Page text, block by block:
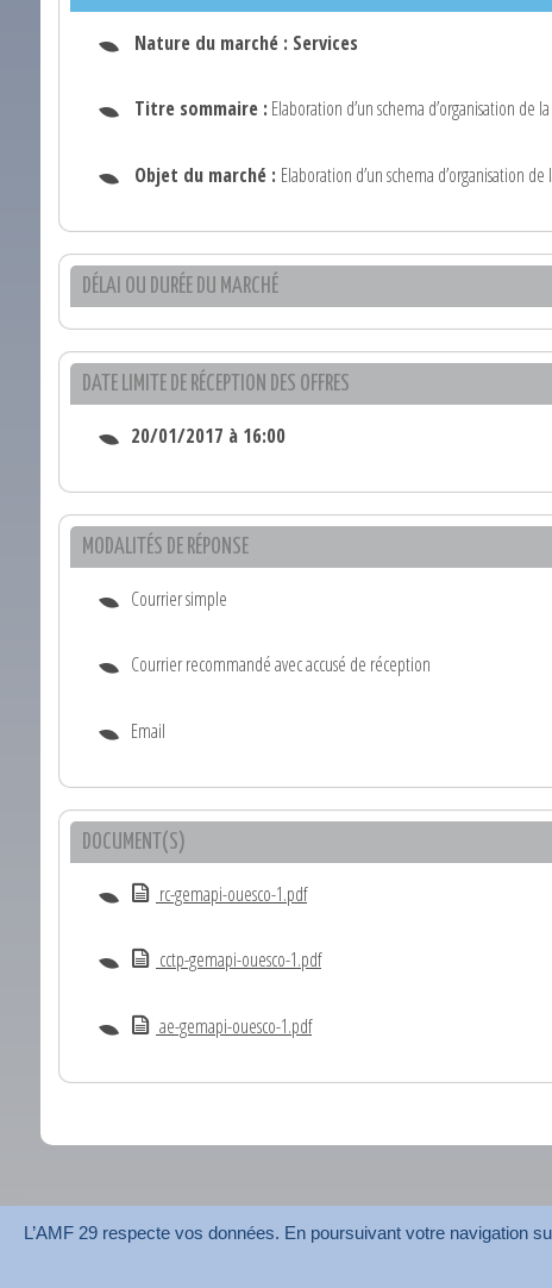
Nature du marché : Services
Titre sommaire : Elaboration d’un schema d’organisation de
Objet du marché : Elaboration d’un schema d’organisation
DÉLAI OU DURÉE DU MARCHÉ
DATE LIMITE DE RÉCEPTION DES OFFRES
20/01/2017 à 16:00
MODALITÉS DE RÉPONSE
Courrier simple
Courrier recommandé avec accusé de réception
Email
DOCUMENT(S)
rc-gemapi-ouesco-1.pdf
cctp-gemapi-ouesco-1.pdf
ae-gemapi-ouesco-1.pdf
L’AMF 29 respecte vos données. En poursuivant votre navigation